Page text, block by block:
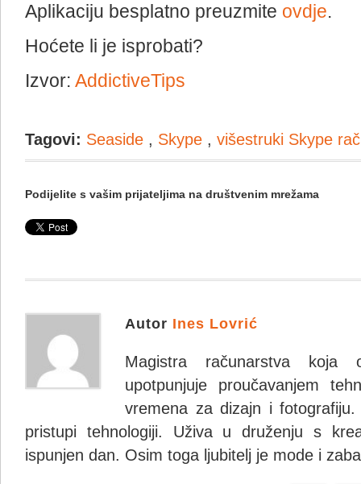
Aplikaciju besplatno preuzmite ovdje.
Hoćete li je isprobati?
Izvor: AddictiveTips
Tagovi: Seaside , Skype , višestruki Skype
Podijelite s vašim prijateljima na društvenim mrežama
Autor Ines Lovrić
Magistra računarstva
upotpunjuje proučavanjem
vremena za dizajn i
pristupi tehnologiji. Uživa u druženju s
ispunjen dan. Osim toga ljubitelj je mode i